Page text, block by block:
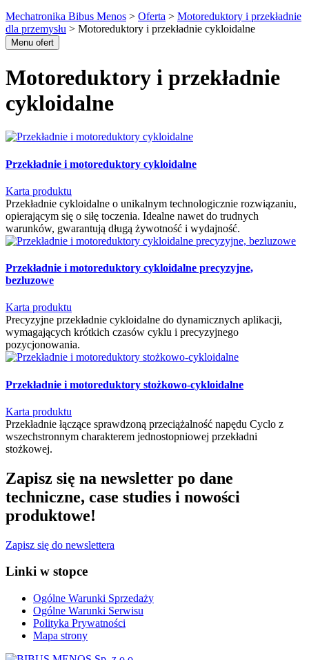
Mechatronika Bibus Menos > Oferta > Motoreduktory i przekładnie
dla przemysłu > Motoreduktory i przekładnie cykloidalne
Menu ofert
Motoreduktory i przekładnie
cykloidalne
Przekładnie i motoreduktory cykloidalne
Karta produktu
Przekładnie cykloidalne o unikalnym technologicznie rozwiązaniu,
opierającym się o siłę toczenia. Idealne nawet do trudnych
warunków, gwarantują długą żywotność i wydajność.
Przekładnie i motoreduktory cykloidalne precyzyjne,
bezluzowe
Karta produktu
Precyzyjne przekładnie cykloidalne do dynamicznych aplikacji,
wymagających krótkich czasów cyklu i precyzyjnego
pozycjonowania.
Przekładnie i motoreduktory stożkowo-cykloidalne
Karta produktu
Przekładnie łączące sprawdzoną przeciążalność napędu Cyclo z
wszechstronnym charakterem jednostopniowej przekładni
stożkowej.
Zapisz się na newsletter po dane
techniczne, case studies i nowości
produktowe!
Zapisz się do newslettera
Linki w stopce
Ogólne Warunki Sprzedaży
Ogólne Warunki Serwisu
Polityka Prywatności
Mapa strony